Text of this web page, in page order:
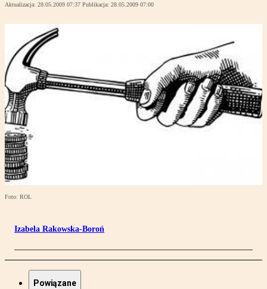
Aktualizacja: 28.05.2009 07:37 Publikacja: 28.05.2009 07:00
Foto: ROL
Izabela Rakowska-Boroń
Powiązane